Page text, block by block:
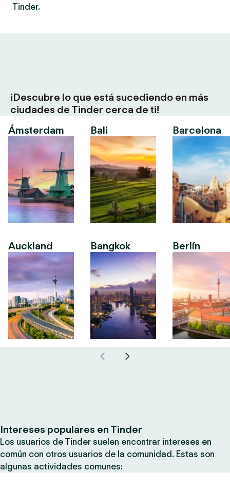
Tinder.
¡Descubre lo que está sucediendo en más
ciudades de Tinder cerca de ti!
Ámsterdam
Auckland
Bali
Bangkok
Barcelona
Berlín
Intereses populares en Tinder
Los usuarios de Tinder suelen encontrar intereses en
común con otros usuarios de la comunidad. Estas son
algunas actividades comunes: